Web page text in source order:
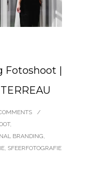
Fotoshoot |
/
,
BRANDING
SFEERFOTOGRAFIE